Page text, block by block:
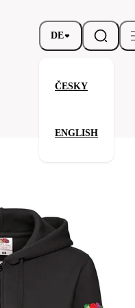
DE
ČESKY
ENGLISH
Priorität.